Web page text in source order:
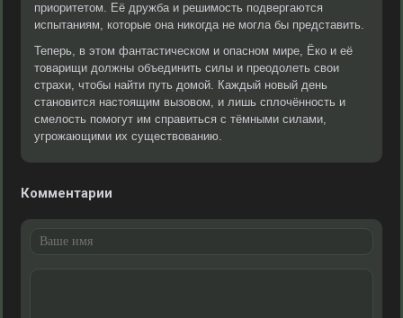
приоритетом. Её дружба и решимость подвергаются
испытаниям, которые она никогда не могла бы представить.
Теперь, в этом фантастическом и опасном мире, Ёко и её
товарищи должны объединить силы и преодолеть свои
страхи, чтобы найти путь домой. Каждый новый день
становится настоящим вызовом, и лишь сплочённость и
смелость помогут им справиться с тёмными силами,
угрожающими их существованию.
Комментарии